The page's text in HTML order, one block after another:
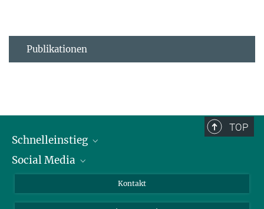
Publikationen
TOP
Schnelleinstieg
Alumni
Social Media
Bluesky
Kontakt